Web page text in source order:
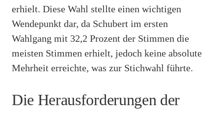
erhielt. Diese Wahl stellte einen wichtigen
Wendepunkt dar, da Schubert im ersten
Wahlgang mit 32,2 Prozent der Stimmen die
meisten Stimmen erhielt, jedoch keine absolute
Mehrheit erreichte, was zur Stichwahl führte.
Die Herausforderungen der